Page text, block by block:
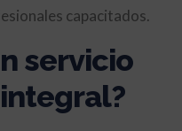
capacitados.
servicio